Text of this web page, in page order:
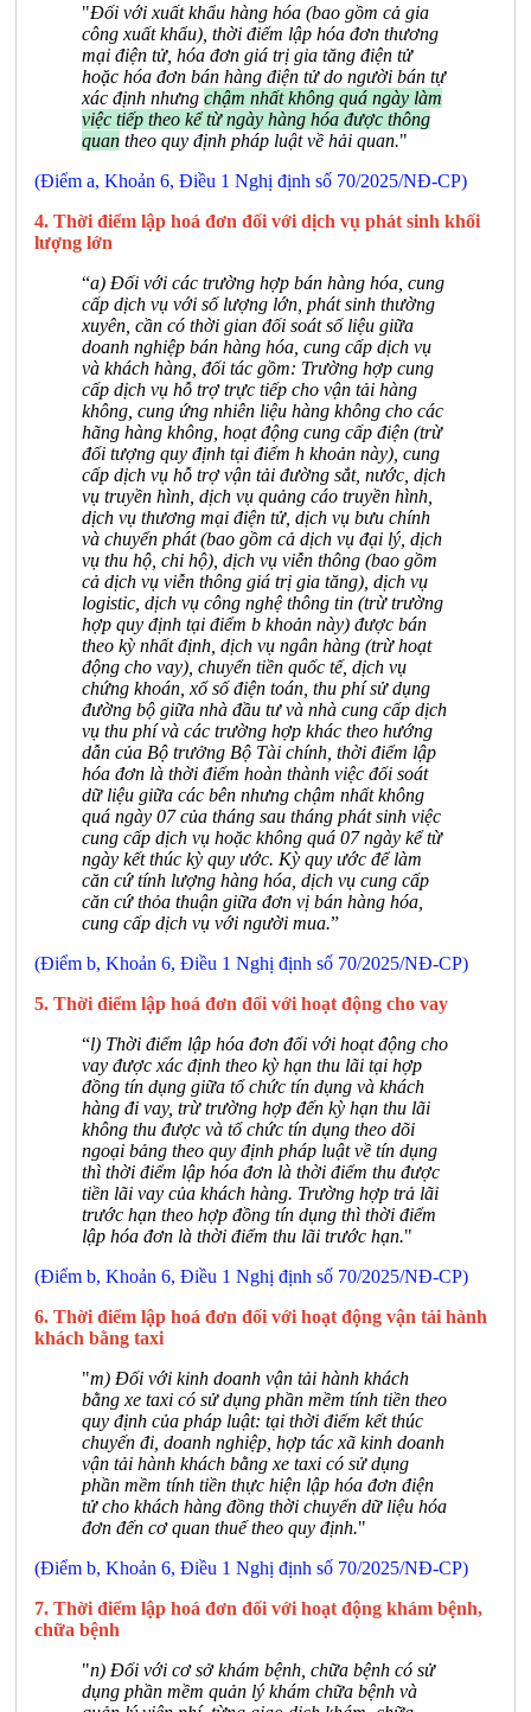
"Đối với xuất khẩu hàng hóa (bao gồm cả gia
công xuất khẩu), thời điểm lập hóa đơn thương
mại điện tử, hóa đơn giá trị gia tăng điện tử
hoặc hóa đơn bán hàng điện tử do người bán tự
xác định nhưng chậm nhất không quá ngày làm
việc tiếp theo kể từ ngày hàng hóa được thông
quan theo quy định pháp luật về hải quan."
(Điểm a, Khoản 6, Điều 1 Nghị định số 70/2025/NĐ-CP)
4. Thời điểm lập hoá đơn đối với dịch vụ phát sinh khối
lượng lớn
“a) Đối với các trường hợp bán hàng hóa, cung
cấp dịch vụ với số lượng lớn, phát sinh thường
xuyên, cần có thời gian đối soát số liệu giữa
doanh nghiệp bán hàng hóa, cung cấp dịch vụ
và khách hàng, đối tác gồm: Trường hợp cung
cấp dịch vụ hỗ trợ trực tiếp cho vận tải hàng
không, cung ứng nhiên liệu hàng không cho các
hãng hàng không, hoạt động cung cấp điện (trừ
đối tượng quy định tại điểm h khoản này), cung
cấp dịch vụ hỗ trợ vận tải đường sắt, nước, dịch
vụ truyền hình, dịch vụ quảng cáo truyền hình,
dịch vụ thương mại điện tử, dịch vụ bưu chính
và chuyển phát (bao gồm cả dịch vụ đại lý, dịch
vụ thu hộ, chi hộ), dịch vụ viễn thông (bao gồm
cả dịch vụ viễn thông giá trị gia tăng), dịch vụ
logistic, dịch vụ công nghệ thông tin (trừ trường
hợp quy định tại điểm b khoản này) được bán
theo kỳ nhất định, dịch vụ ngân hàng (trừ hoạt
động cho vay), chuyển tiền quốc tế, dịch vụ
chứng khoán, xổ số điện toán, thu phí sử dụng
đường bộ giữa nhà đầu tư và nhà cung cấp dịch
vụ thu phí và các trường hợp khác theo hướng
dẫn của Bộ trưởng Bộ Tài chính, thời điểm lập
hóa đơn là thời điểm hoàn thành việc đối soát
dữ liệu giữa các bên nhưng chậm nhất không
quá ngày 07 của tháng sau tháng phát sinh việc
cung cấp dịch vụ hoặc không quá 07 ngày kể từ
ngày kết thúc kỳ quy ước. Kỳ quy ước để làm
căn cứ tính lượng hàng hóa, dịch vụ cung cấp
căn cứ thỏa thuận giữa đơn vị bán hàng hóa,
cung cấp dịch vụ với người mua.”
(Điểm b, Khoản 6, Điều 1 Nghị định số 70/2025/NĐ-CP)
5. Thời điểm lập hoá đơn đối với hoạt động cho vay
“l) Thời điểm lập hóa đơn đối với hoạt động cho
vay được xác định theo kỳ hạn thu lãi tại hợp
đồng tín dụng giữa tổ chức tín dụng và khách
hàng đi vay, trừ trường hợp đến kỳ hạn thu lãi
không thu được và tổ chức tín dụng theo dõi
ngoại bảng theo quy định pháp luật về tín dụng
thì thời điểm lập hóa đơn là thời điểm thu được
tiền lãi vay của khách hàng. Trường hợp trả lãi
trước hạn theo hợp đồng tín dụng thì thời điểm
lập hóa đơn là thời điểm thu lãi trước hạn."
(Điểm b, Khoản 6, Điều 1 Nghị định số 70/2025/NĐ-CP)
6. Thời điểm lập hoá đơn đối với hoạt động vận tải hành
khách bằng taxi
"m) Đối với kinh doanh vận tải hành khách
bằng xe taxi có sử dụng phần mềm tính tiền theo
quy định của pháp luật: tại thời điểm kết thúc
chuyến đi, doanh nghiệp, hợp tác xã kinh doanh
vận tải hành khách bằng xe taxi có sử dụng
phần mềm tính tiền thực hiện lập hóa đơn điện
tử cho khách hàng đồng thời chuyển dữ liệu hóa
đơn đến cơ quan thuế theo quy định."
(Điểm b, Khoản 6, Điều 1 Nghị định số 70/2025/NĐ-CP)
7. Thời điểm lập hoá đơn đối với hoạt động khám bệnh,
chữa bệnh
"n) Đối với cơ sở khám bệnh, chữa bệnh có sử
dụng phần mềm quản lý khám chữa bệnh và